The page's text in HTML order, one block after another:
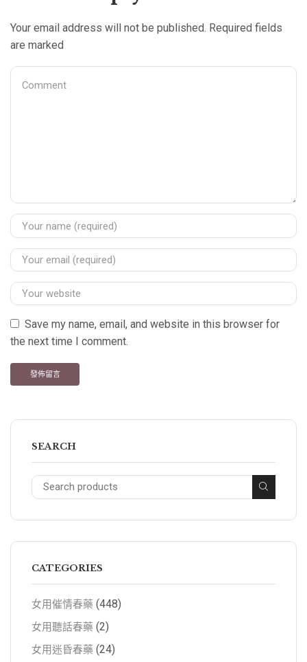
Your email address will not be published. Required fields
are marked
Save my name, email, and website in this browser for
the next time I comment.
SEARCH
CATEGORIES
女用催情春藥 (448)
女用聽話春藥 (2)
女用迷昏春藥 (24)